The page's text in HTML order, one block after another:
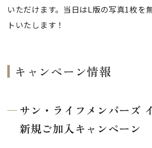
いただけます。当日はL版の写真1枚を
トいたします！
キャンペーン情報
サン・ライフメンバーズ
新規ご加入キャンペーン